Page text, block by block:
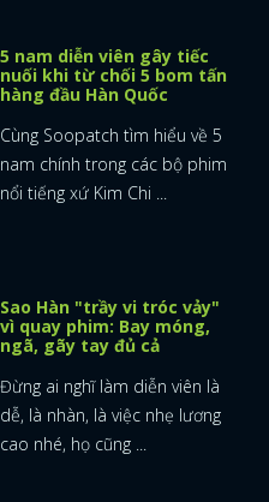
5 nam diễn viên gây tiếc
nuối khi từ chối 5 bom tấn
hàng đầu Hàn Quốc
Cùng Soopatch tìm hiểu về 5
nam chính trong các bộ phim
nổi tiếng xứ Kim Chi ...
Sao Hàn "trầy vi tróc vảy"
vì quay phim: Bay móng,
ngã, gãy tay đủ cả
Đừng ai nghĩ làm diễn viên là
dễ, là nhàn, là việc nhẹ lương
cao nhé, họ cũng ...